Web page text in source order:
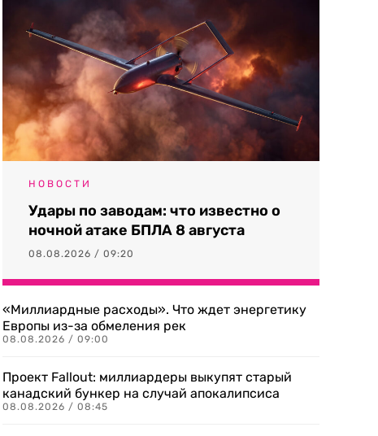
НОВОСТИ
Удары по заводам: что известно о
ночной атаке БПЛА 8 августа
08.08.2026 / 09:20
«Миллиардные расходы». Что ждет энергетику
Европы из-за обмеления рек
08.08.2026 / 09:00
Проект Fallout: миллиардеры выкупят старый
канадский бункер на случай апокалипсиса
08.08.2026 / 08:45